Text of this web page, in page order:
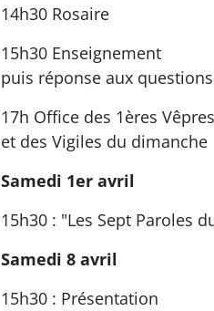
14h30 Rosaire
15h30 Enseignement
puis réponse aux
17h Office des 1ères Vêpres
et des Vigiles du dimanche
Samedi 1er avril
15h30 : "Les Sept Paroles
Samedi 8 avril
15h30 : Présentation